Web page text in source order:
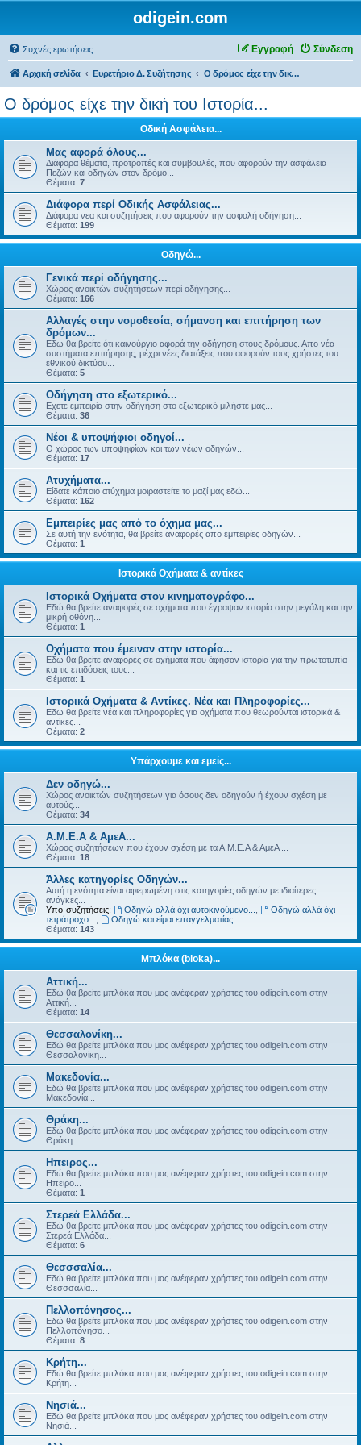
odigein.com
Συχνές ερωτήσεις Σύνδεση
Εγγραφή
Αρχική σελίδα Ευρετήριο Δ. Συζήτησης Ο δρόμος είχε την δική του Ιστορία...
Ο δρόμος είχε την δική του Ιστορία...
Οδική Ασφάλεια...
Μας αφορά όλους...
Διάφορα θέματα, προτροπές και συμβουλές, που αφορούν την ασφάλεια
Πεζών και οδηγών στον δρόμο...
Θέματα: 7
Διάφορα περί Οδικής Ασφάλειας...
Διάφορα νεα και συζητήσεις που αφορούν την ασφαλή οδήγηση...
Θέματα: 199
Οδηγώ...
Γενικά περί οδήγησης...
Χώρος ανοικτών συζητήσεων περί οδήγησης...
Θέματα: 166
Αλλαγές στην νομοθεσία, σήμανση και επιτήρηση των
δρόμων...
Εδω θα βρείτε ότι καινούργιο αφορά την οδήγηση στους δρόμους. Απο νέα
συστήματα επιτήρησης, μέχρι νέες διατάξεις που αφορούν τους χρήστες του
εθνικού δικτύου...
Θέματα: 5
Οδήγηση στο εξωτερικό...
Εχετε εμπειρία στην οδήγηση στο εξωτερικό μιλήστε μας...
Θέματα: 36
Νέοι & υποψήφιοι οδηγοί...
Ο χώρος των υποψηφίων και των νέων οδηγών...
Θέματα: 17
Ατυχήματα...
Είδατε κάποιο ατύχημα μοιραστείτε το μαζί μας εδώ...
Θέματα: 162
Εμπειρίες μας από το όχημα μας...
Σε αυτή την ενότητα, θα βρείτε αναφορές απο εμπειρίες οδηγών...
Θέματα: 1
Ιστορικά Οχήματα & αντίκες
Ιστορικά Οχήματα στον κινηματογράφο...
Εδώ θα βρείτε αναφορές σε οχήματα που έγραψαν ιστορία στην μεγάλη και την
μικρή οθόνη...
Θέματα: 1
Οχήματα που έμειναν στην ιστορία...
Εδώ θα βρείτε αναφορές σε οχήματα που άφησαν ιστορία για την πρωτοτυπία
και τις επιδόσεις τους...
Θέματα: 1
Ιστορικά Οχήματα & Αντίκες. Νέα και Πληροφορίες...
Εδω θα βρείτε νέα και πληροφορίες για οχήματα που θεωρούνται ιστορικά &
αντίκες...
Θέματα: 2
Υπάρχουμε και εμείς...
Δεν οδηγώ...
Χώρος ανοικτών συζητήσεων για όσους δεν οδηγούν ή έχουν σχέση με
αυτούς...
Θέματα: 34
Α.Μ.Ε.Α & ΑμεΑ...
Χώρος συζητήσεων που έχουν σχέση με τα Α.Μ.Ε.Α & ΑμεΑ ...
Θέματα: 18
Άλλες κατηγορίες Οδηγών...
Αυτή η ενότητα είναι αφιερωμένη στις κατηγορίες οδηγών με ιδιαίτερες
ανάγκες...
Υπο-συζητήσεις:
Οδηγώ αλλά όχι αυτοκινούμενο...
Οδηγώ αλλά όχι
τετράτροχο...
Οδηγώ και είμαι επαγγελματίας...
Θέματα: 143
Μπλόκα (bloka)...
Αττική...
Εδώ θα βρείτε μπλόκα που μας ανέφεραν χρήστες του odigein.com στην
Αττική...
Θέματα: 14
Θεσσαλονίκη...
Εδώ θα βρείτε μπλόκα που μας ανέφεραν χρήστες του odigein.com στην
Θεσσαλονίκη...
Μακεδονία...
Εδώ θα βρείτε μπλόκα που μας ανέφεραν χρήστες του odigein.com στην
Μακεδονία...
Θράκη...
Εδώ θα βρείτε μπλόκα που μας ανέφεραν χρήστες του odigein.com στην
Θράκη...
Ηπειρος...
Εδώ θα βρείτε μπλόκα που μας ανέφεραν χρήστες του odigein.com στην
Ηπειρο...
Θέματα: 1
Στερεά Ελλάδα...
Εδώ θα βρείτε μπλόκα που μας ανέφεραν χρήστες του odigein.com στην
Στερεά Ελλάδα...
Θέματα: 6
Θεσσσαλία...
Εδώ θα βρείτε μπλόκα που μας ανέφεραν χρήστες του odigein.com στην
Θεσσσαλία...
Πελλοπόνησος...
Εδώ θα βρείτε μπλόκα που μας ανέφεραν χρήστες του odigein.com στην
Πελλοπόνησο...
Θέματα: 8
Κρήτη...
Εδώ θα βρείτε μπλόκα που μας ανέφεραν χρήστες του odigein.com στην
Κρήτη...
Νησιά...
Εδώ θα βρείτε μπλόκα που μας ανέφεραν χρήστες του odigein.com στην
Νησιά...